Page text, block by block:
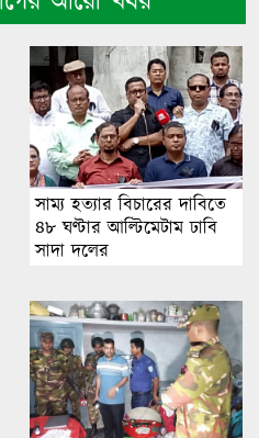
সাম্য হত্যার বিচারের দা‌বি‌তে
৪৮ ঘণ্টার আ‌ল্টি‌মেটাম ঢাবি
সাদা দ‌লের